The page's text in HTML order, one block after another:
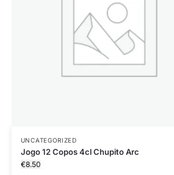
UNCATEGORIZED
Jogo 12 Copos 4cl Chupito Arc
€8.50